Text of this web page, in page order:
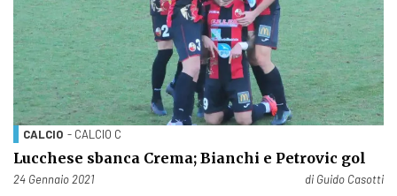
CALCIO - CALCIO C
Lucchese sbanca Crema; Bianchi e Petrovic gol
Pubblicato il
24 Gennaio 2021 di Guido Casotti